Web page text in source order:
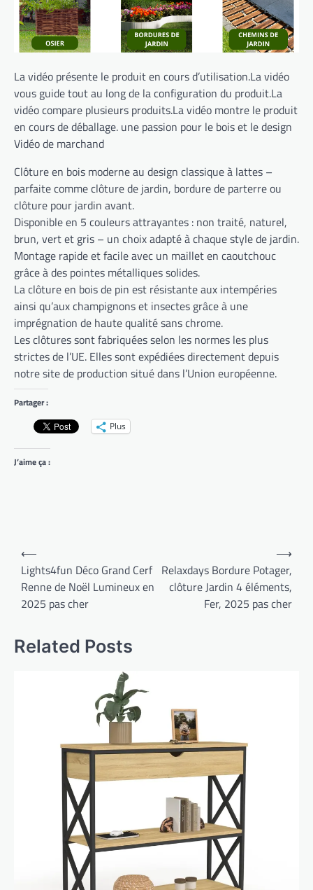
La vidéo présente le produit en cours d’utilisation.La vidéo
vous guide tout au long de la configuration du produit.La
vidéo compare plusieurs produits.La vidéo montre le produit
en cours de déballage. une passion pour le bois et le design
Vidéo de marchand
Clôture en bois moderne au design classique à lattes –
parfaite comme clôture de jardin, bordure de parterre ou
clôture pour jardin avant.
Disponible en 5 couleurs attrayantes : non traité, naturel,
brun, vert et gris – un choix adapté à chaque style de jardin.
Montage rapide et facile avec un maillet en caoutchouc
grâce à des pointes métalliques solides.
La clôture en bois de pin est résistante aux intempéries
ainsi qu’aux champignons et insectes grâce à une
imprégnation de haute qualité sans chrome.
Les clôtures sont fabriquées selon les normes les plus
strictes de l’UE. Elles sont expédiées directement depuis
notre site de production situé dans l’Union européenne.
Partager :
Plus
J’aime ça :
Navigation
de
l’article
⟵
Lights4fun Déco Grand Cerf
Renne de Noël Lumineux en
2025 pas cher
Relaxdays Bordure Potager,
clôture Jardin 4 éléments,
Fer, 2025 pas cher
⟶
Related Posts